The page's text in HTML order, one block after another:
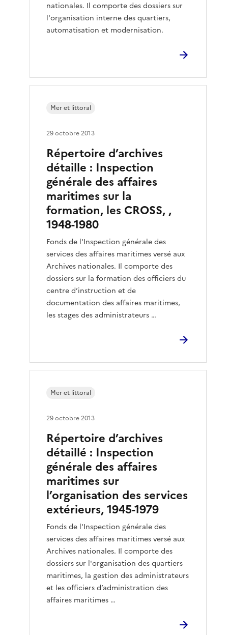
nationales. Il comporte des dossiers sur
l'organisation interne des quartiers,
automatisation et modernisation.
Répertoire d’archives
détaille : Inspection
générale des affaires
maritimes sur la
formation, les CROSS, ,
1948-1980
Fonds de l'Inspection générale des
services des affaires maritimes versé aux
Archives nationales. Il comporte des
dossiers sur la formation des officiers du
centre d’instruction et de
documentation des affaires maritimes,
les stages des administrateurs …
Mer et littoral
29 octobre 2013
Répertoire d’archives
détaillé : Inspection
générale des affaires
maritimes sur
l’organisation des services
extérieurs, 1945-1979
Fonds de l'Inspection générale des
services des affaires maritimes versé aux
Archives nationales. Il comporte des
dossiers sur l'organisation des quartiers
maritimes, la gestion des administrateurs
et les officiers d’administration des
affaires maritimes …
Mer et littoral
29 octobre 2013